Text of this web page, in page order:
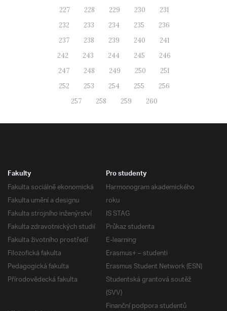
227
228 229 230
231
232
233 234 235
236
237
238 239 240
241
242
243 244 245
246
247
248 249 250
251
252
253 254 255
256
257
258 259 260
Fakulty
Fakulta sociálně ekonomická
Fakulta umění a designu
Fakulta strojního inženýrství
Fakulta zdravotnických studií
Fakulta životního prostředí
Filozofická fakulta
Pedagogická fakulta
Přírodovědecká fakulta
Pro studenty
Harmonogram akademického
roku
IS STAG
Průkaz studenta
E-learning
Erasmus+ – studenti
Erasmus Student Network (ESN)
Studentská grantová soutěž
(SVV)
Finanční podpora studentů